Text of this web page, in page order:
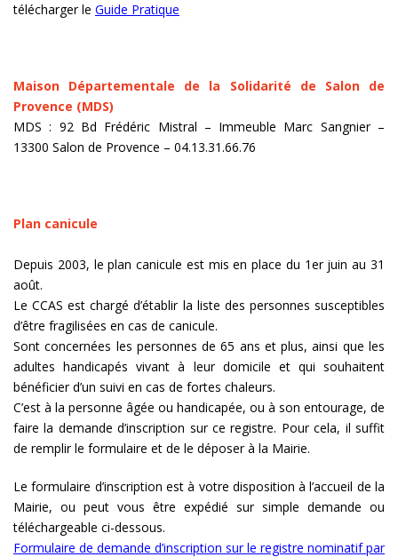
télécharger le Guide Pratique
Maison Départementale de la Solidarité de Salon de
Provence (MDS)
MDS : 92 Bd Frédéric Mistral – Immeuble Marc Sangnier –
13300 Salon de Provence – 04.13.31.66.76
Plan canicule
Depuis 2003, le plan canicule est mis en place du 1er juin au 31
août.
Le CCAS est chargé d’établir la liste des personnes susceptibles
d’être fragilisées en cas de canicule.
Sont concernées les personnes de 65 ans et plus, ainsi que les
adultes handicapés vivant à leur domicile et qui souhaitent
bénéficier d’un suivi en cas de fortes chaleurs.
C’est à la personne âgée ou handicapée, ou à son entourage, de
faire la demande d’inscription sur ce registre. Pour cela, il suffit
de remplir le formulaire et de le déposer à la Mairie.
Le formulaire d’inscription est à votre disposition à l’accueil de la
Mairie, ou peut vous être expédié sur simple demande ou
téléchargeable ci-dessous.
Formulaire de demande d’inscription sur le registre nominatif par